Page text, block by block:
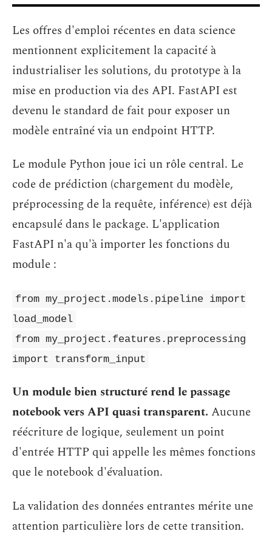
Les offres d'emploi récentes en data science
mentionnent explicitement la capacité à
industrialiser les solutions, du prototype à la
mise en production via des API. FastAPI est
devenu le standard de fait pour exposer un
modèle entraîné via un endpoint HTTP.
Le module Python joue ici un rôle central. Le
code de prédiction (chargement du modèle,
préprocessing de la requête, inférence) est déjà
encapsulé dans le package. L'application
FastAPI n'a qu'à importer les fonctions du
module :
from my_project.models.pipeline import
load_model
from my_project.features.preprocessing
import transform_input
Un module bien structuré rend le passage
notebook vers API quasi transparent. Aucune
réécriture de logique, seulement un point
d'entrée HTTP qui appelle les mêmes fonctions
que le notebook d'évaluation.
La validation des données entrantes mérite une
attention particulière lors de cette transition.